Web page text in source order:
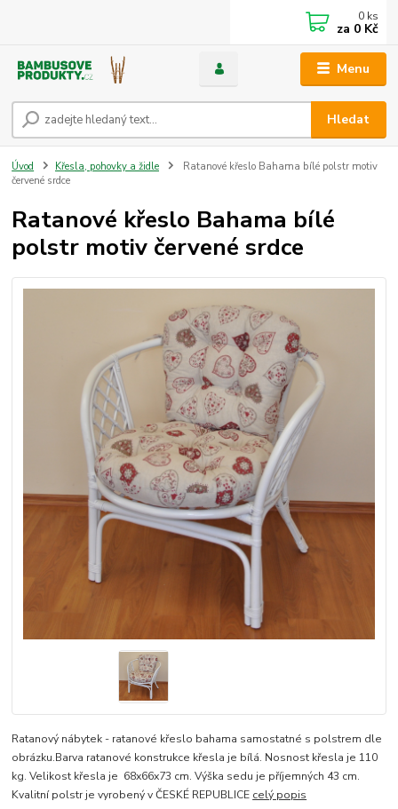
Menu
Hledat
0 ks
za 0 Kč
Úvod Křesla, pohovky a židle
Ratanové křeslo Bahama bílé polstr motiv
červené srdce
Ratanové křeslo Bahama bílé
polstr motiv červené srdce
Ratanový nábytek - ratanové křeslo bahama samostatné s polstrem dle
obrázku.Barva ratanové konstrukce křesla je bílá. Nosnost křesla je 110
kg. Velikost křesla je 68x66x73 cm. Výška sedu je příjemných 43 cm.
Kvalitní polstr je vyrobený v ČESKÉ REPUBLICE celý popis